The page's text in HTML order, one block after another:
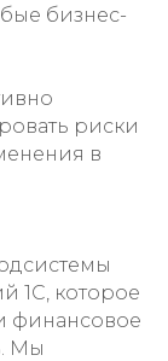
бизнес-
риски
в
1С, которое
финансовое
Мы